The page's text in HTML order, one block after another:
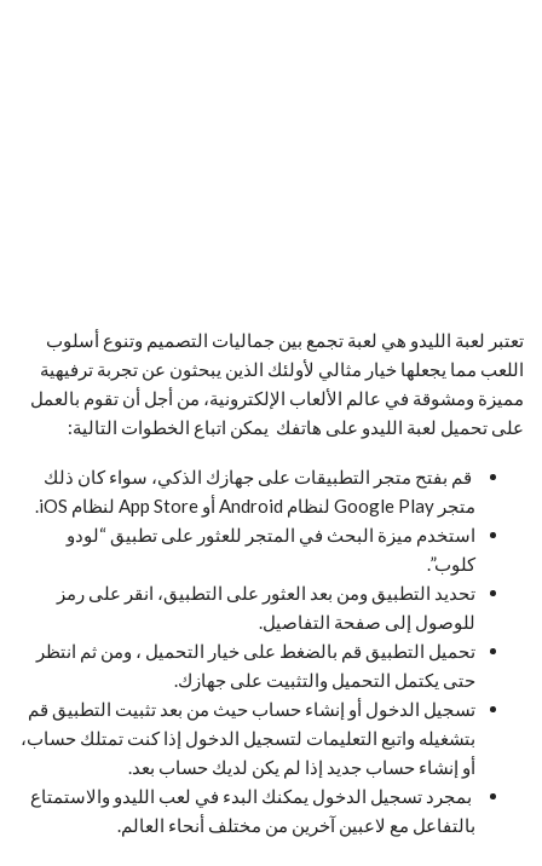
تعتبر لعبة الليدو هي لعبة تجمع بين جماليات التصميم وتنوع أسلوب
اللعب مما يجعلها خيار مثالي لأولئك الذين يبحثون عن تجربة ترفيهية
مميزة ومشوقة في عالم الألعاب الإلكترونية، من أجل أن تقوم بالعمل
على تحميل لعبة الليدو على هاتفك يمكن اتباع الخطوات التالية:
قم بفتح متجر التطبيقات على جهازك الذكي، سواء كان ذلك
متجر Google Play لنظام Android أو App Store لنظام iOS.
استخدم ميزة البحث في المتجر للعثور على تطبيق “لودو
كلوب”.
تحديد التطبيق ومن بعد العثور على التطبيق، انقر على رمز
للوصول إلى صفحة التفاصيل.
تحميل التطبيق قم بالضغط على خيار التحميل ، ومن ثم انتظر
حتى يكتمل التحميل والتثبيت على جهازك.
تسجيل الدخول أو إنشاء حساب حيث من بعد تثبيت التطبيق قم
بتشغيله واتبع التعليمات لتسجيل الدخول إذا كنت تمتلك حساب،
أو إنشاء حساب جديد إذا لم يكن لديك حساب بعد.
بمجرد تسجيل الدخول يمكنك البدء في لعب الليدو والاستمتاع
بالتفاعل مع لاعبين آخرين من مختلف أنحاء العالم.